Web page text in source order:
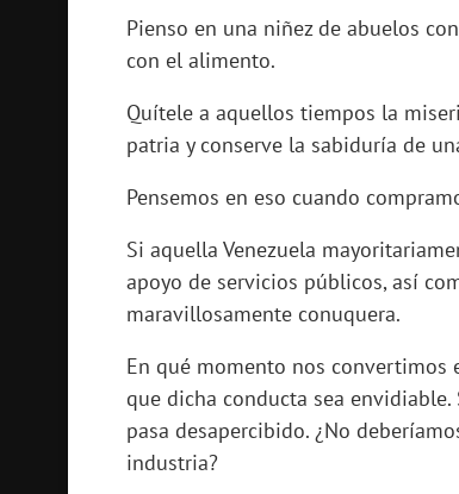
Pienso en una niñez de abuelos
con el alimento.
Quítele a aquellos tiempos la
patria y conserve la sabiduría de
Pensemos en eso cuando
Si aquella Venezuela
apoyo de servicios públicos, así
maravillosamente conuquera.
En qué momento nos convertimos
que dicha conducta sea
pasa desapercibido. ¿No
industria?